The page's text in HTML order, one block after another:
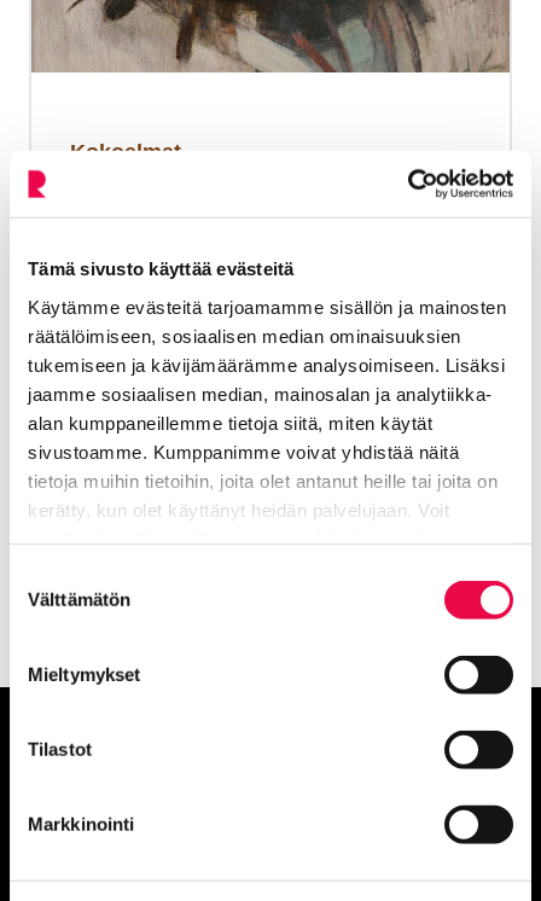
Tämä sivusto käyttää evästeitä
Käytämme evästeitä tarjoamamme sisällön ja mainosten
räätälöimiseen, sosiaalisen median ominaisuuksien
tukemiseen ja kävijämäärämme analysoimiseen. Lisäksi
jaamme sosiaalisen median, mainosalan ja analytiikka-
alan kumppaneillemme tietoja siitä, miten käytät
sivustoamme. Kumppanimme voivat yhdistää näitä
tietoja muihin tietoihin, joita olet antanut heille tai joita on
kerätty, kun olet käyttänyt heidän palvelujaan. Voit
valinta
Välttämätön
Mieltymykset
Tilastot
Markkinointi
Kokoelmat
kokoelmat
Riihimäen taidemuseon kiehtova kokoelma
sisältää mm. suomalaista 1900-luvun alun
taidetta sekä pienempiä kokonaisuuksia,
kuten venäläisiä ikoneja 1800-luvulta sekä
aasialaisia ja egyptiläisiä antiikkiesineitä.
Lue lisää Riihimäen taidemuseon
kokoelmista
Siirtyy ulkoiselle